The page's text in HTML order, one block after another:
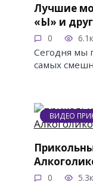
Лучшие
«Ы» и
0
Сегодня мы
самых
ВИДЕО
0